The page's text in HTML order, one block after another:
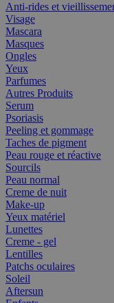
Anti-rides et
Visage
Mascara
Masques
Ongles
Yeux
Parfumes
Autres Produits
Serum
Psoriasis
Peeling et gommage
Taches de pigment
Peau rouge et réactive
Sourcils
Peau normal
Creme de nuit
Make-up
Yeux matériel
Lunettes
Creme - gel
Lentilles
Patchs oculaires
Soleil
Aftersun